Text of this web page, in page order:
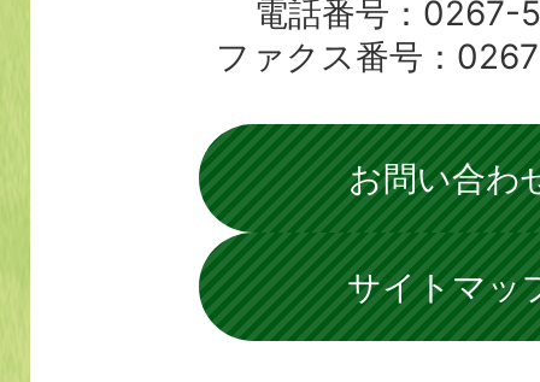
電話番号：0267-
ファクス番号：
お問い合わ
サイトマッ